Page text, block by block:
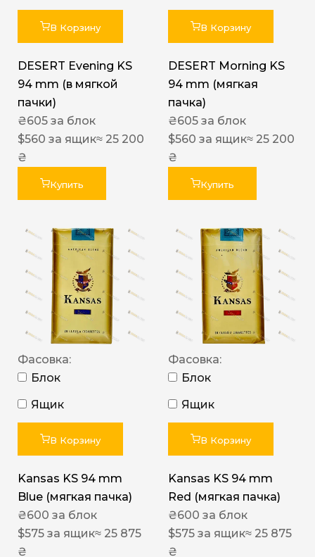
В Корзину
DESERT Evening KS
94 mm (в мягкой
пачки)
₴605 за блок
$560 за ящик≈ 25 200
₴
Купить
В Корзину
DESERT Morning KS
94 mm (мягкая
пачка)
₴605 за блок
$560 за ящик≈ 25 200
₴
Купить
Фасовка:
Блок
Ящик
В Корзину
Kansas KS 94 mm
Blue (мягкая пачка)
₴600 за блок
$575 за ящик≈ 25 875
₴
Фасовка:
Блок
Ящик
В Корзину
Kansas KS 94 mm
Red (мягкая пачка)
₴600 за блок
$575 за ящик≈ 25 875
₴